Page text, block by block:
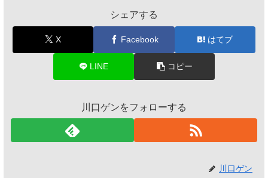
シェアする
X Facebook はてブ
LINE コピー
川口ゲンをフォローする
川口ゲン